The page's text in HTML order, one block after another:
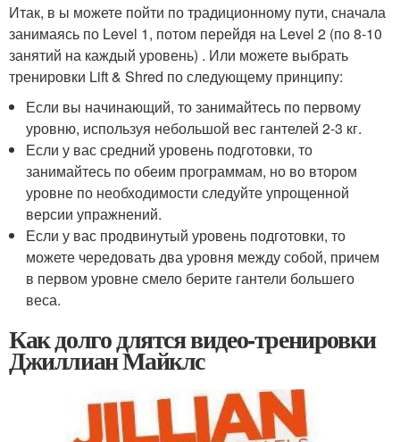
Итак, в ы можете пойти по традиционному пути, сначала
занимаясь по Level 1, потом перейдя на Level 2 (по 8-10
занятий на каждый уровень) . Или можете выбрать
тренировки Lift & Shred по следующему принципу:
Если вы начинающий, то занимайтесь по первому
уровню, используя небольшой вес гантелей 2-3 кг.
Если у вас средний уровень подготовки, то
занимайтесь по обеим программам, но во втором
уровне по необходимости следуйте упрощенной
версии упражнений.
Если у вас продвинутый уровень подготовки, то
можете чередовать два уровня между собой, причем
в первом уровне смело берите гантели большего
веса.
Как долго длятся видео-тренировки
Джиллиан Майклс